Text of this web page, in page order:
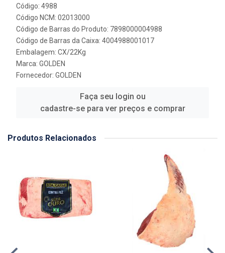
Código: 4988
Código NCM: 02013000
Código de Barras do Produto: 7898000004988
Código de Barras da Caixa: 4004988001017
Embalagem: CX/22Kg
Marca: GOLDEN
Fornecedor: GOLDEN
Faça seu login ou
cadastre-se para ver preços e comprar
Produtos Relacionados